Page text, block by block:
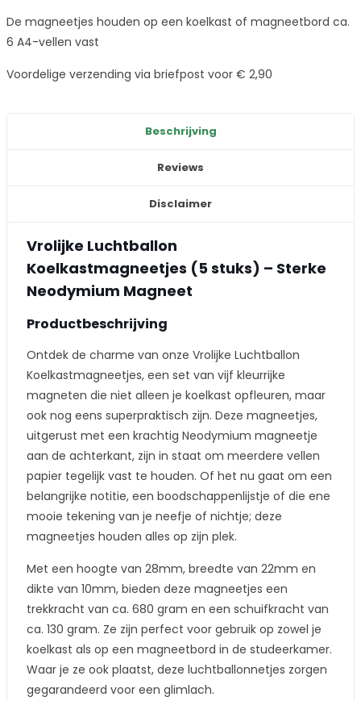
De magneetjes houden op een koelkast of magneetbord ca.
6 A4-vellen vast
Voordelige verzending via briefpost voor € 2,90
Beschrijving
Reviews
Disclaimer
Vrolijke Luchtballon
Koelkastmagneetjes (5 stuks) – Sterke
Neodymium Magneet
Productbeschrijving
Ontdek de charme van onze Vrolijke Luchtballon
Koelkastmagneetjes, een set van vijf kleurrijke
magneten die niet alleen je koelkast opfleuren, maar
ook nog eens superpraktisch zijn. Deze magneetjes,
uitgerust met een krachtig Neodymium magneetje
aan de achterkant, zijn in staat om meerdere vellen
papier tegelijk vast te houden. Of het nu gaat om een
belangrijke notitie, een boodschappenlijstje of die ene
mooie tekening van je neefje of nichtje; deze
magneetjes houden alles op zijn plek.
Met een hoogte van 28mm, breedte van 22mm en
dikte van 10mm, bieden deze magneetjes een
trekkracht van ca. 680 gram en een schuifkracht van
ca. 130 gram. Ze zijn perfect voor gebruik op zowel je
koelkast als op een magneetbord in de studeerkamer.
Waar je ze ook plaatst, deze luchtballonnetjes zorgen
gegarandeerd voor een glimlach.